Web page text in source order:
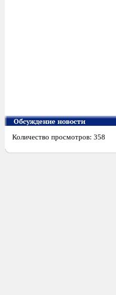
Обсуждение новости
Количество просмотров: 358